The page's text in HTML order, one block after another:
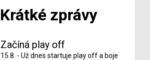
Krátké zprávy
Začíná play off
15.8. - Už dnes startuje play off a boje